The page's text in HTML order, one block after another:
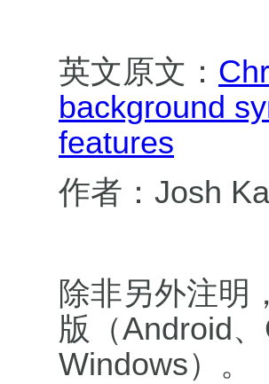
英文原文：
background
features
作者：Josh
除非另外注明
版（Android
Windows）。